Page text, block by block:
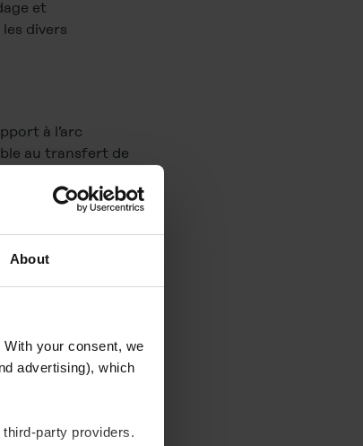
About
your consent, we
advertising), which
party providers.
et
divers
à l’arc
au transfert de
réalisée avec
de fil et
PMC et